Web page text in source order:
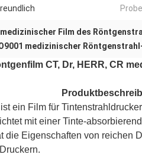
medizinischer Film des
medizinischer
CT, Dr, HERR, CR
ein Film für
mit einer Tinte-
die Eigenschaften von reichen